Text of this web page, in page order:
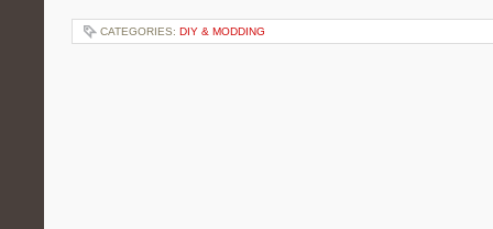
CATEGORIES: DIY & MODDING